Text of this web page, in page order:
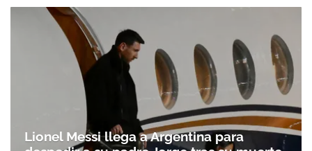
Lionel Messi llega a Argentina para